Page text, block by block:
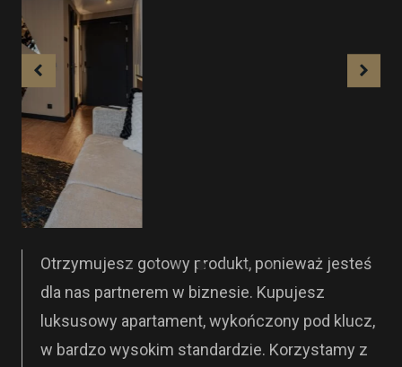
Otrzymujesz gotowy produkt, ponieważ jesteś
dla nas partnerem w biznesie. Kupujesz
luksusowy apartament, wykończony pod klucz,
w bardzo wysokim standardzie. Korzystamy z